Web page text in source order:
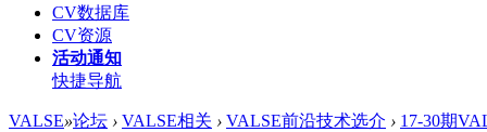
CV数据库
CV资源
活动通知
快捷导航
VALSE»论坛 › VALSE相关 › VALSE前沿技术选介 › 17-30期